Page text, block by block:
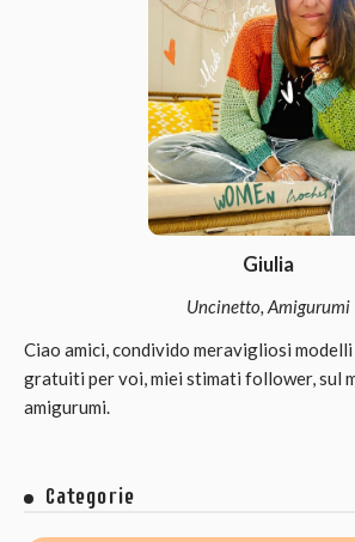
Giulia
Uncinetto, Amigurumi
Ciao amici, condivido meravigliosi
gratuiti per voi, miei stimati follower, sul
amigurumi.
Categorie